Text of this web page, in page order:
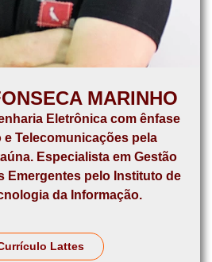
MARINHO
Eletrônica com ênfase
e Telecomunicações pela
Especialista em Gestão
Emergentes pelo Instituto de
da Informação.
Lattes